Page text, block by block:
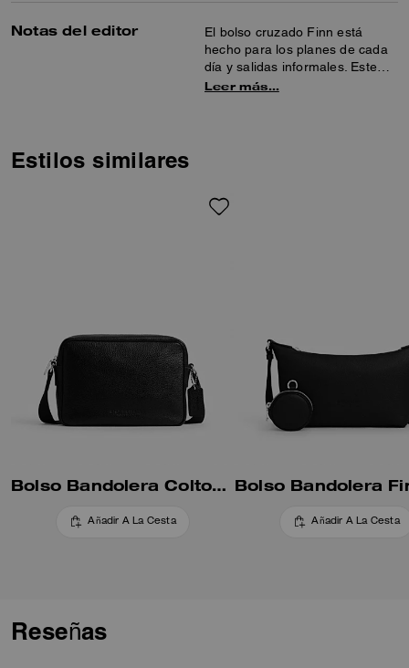
Notas del editor
El bolso cruzado Finn está
hecho para los planes de cada
día y salidas informales. Este
bolso de piel granulada de la
diferentes maneras, y los
Leer más…
Estilos similares
Bolso Bandolera Colton 25
Añadir A La Cesta Añadir A La Cesta
Reseñas